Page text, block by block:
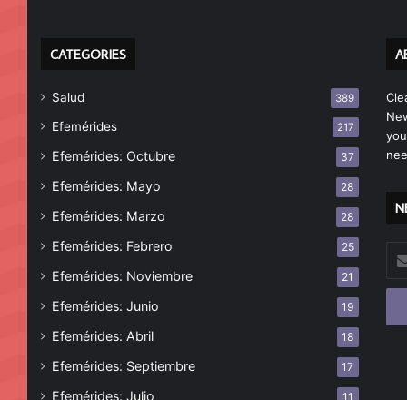
CATEGORIES
Salud 389
Efemérides 217
Efemérides: Octubre 37
Efemérides: Mayo 28
Efemérides: Marzo 28
Efemérides: Febrero 25
Efemérides: Noviembre 21
Efemérides: Junio 19
Efemérides: Abril 18
Efemérides: Septiembre 17
Efemérides: Julio 11